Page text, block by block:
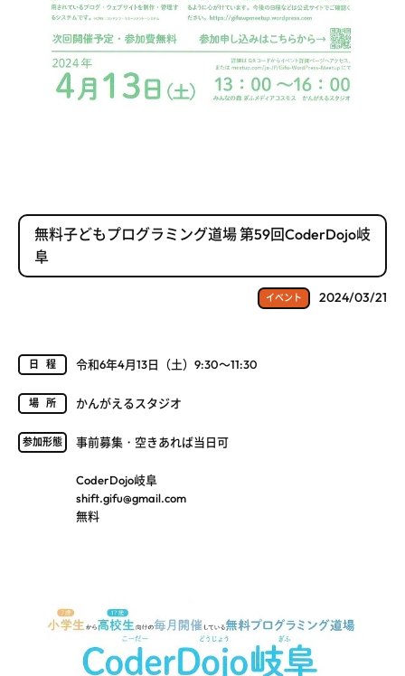
無料子どもプログラミング道場 第59回CoderDojo岐
阜
イベント 2024/03/21
日程 令和6年4月13日（土）9:30～11:30
場所 かんがえるスタジオ
参加形態 事前募集・空きあれば当日可
CoderDojo岐阜
shift.gifu@gmail.com
無料